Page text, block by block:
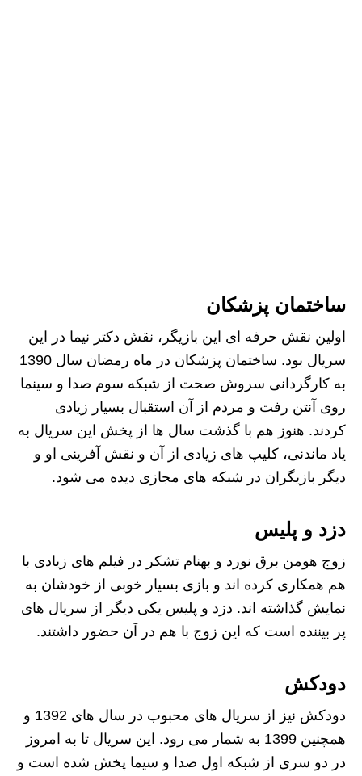
ساختمان پزشکان
اولین نقش حرفه ای این بازیگر، نقش دکتر نیما در این
سریال بود. ساختمان پزشکان در ماه رمضان سال 1390
به کارگردانی سروش صحت از شبکه سوم صدا و سینما
روی آنتن رفت و مردم از آن استقبال بسیار زیادی
کردند. هنوز هم با گذشت سال ها از پخش این سریال به
یاد ماندنی، کلیپ های زیادی از آن و نقش آفرینی او و
دیگر بازیگران در شبکه های مجازی دیده می شود.
دزد و پلیس
زوج هومن برق نورد و بهنام تشکر در فیلم های زیادی با
هم همکاری کرده اند و بازی بسیار خوبی از خودشان به
نمایش گذاشته اند. دزد و پلیس یکی دیگر از سریال های
پر بیننده است که این زوج با هم در آن حضور داشتند.
دودکش
دودکش نیز از سریال های محبوب در سال های 1392 و
همچنین 1399 به شمار می رود. این سریال تا به امروز
در دو سری از شبکه اول صدا و سیما پخش شده است و